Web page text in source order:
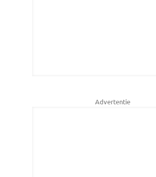
Advertentie